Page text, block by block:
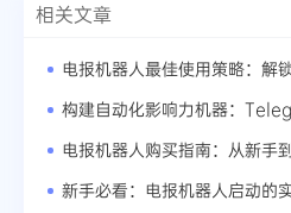
相关文章
电报机器人最佳使用策略：解
构建自动化影响力机器：
电报机器人购买指南：从新手
新手必看：电报机器人启动的